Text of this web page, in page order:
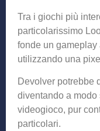
Tra i giochi più
particolarissimo
fonde un gameplay
utilizzando una
Devolver potrebbe
diventando a modo
videogioco, pur
particolari.